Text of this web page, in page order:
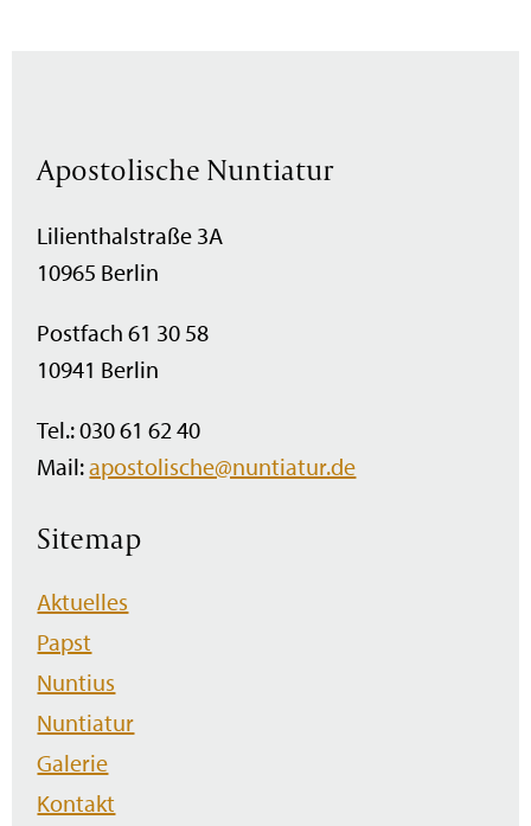
Apostolische Nuntiatur
Lilienthalstraße 3A
10965 Berlin
Postfach 61 30 58
10941 Berlin
Tel.: 030 61 62 40
Mail:apostolische@nuntiatur.de
Sitemap
Navigation
überspringen
Aktuelles
Papst
Nuntius
Nuntiatur
Galerie
Kontakt